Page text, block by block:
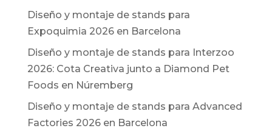
Diseño y montaje de stands para
Expoquimia 2026 en Barcelona
Diseño y montaje de stands para Interzoo
2026: Cota Creativa junto a Diamond Pet
Foods en Núremberg
Diseño y montaje de stands para Advanced
Factories 2026 en Barcelona